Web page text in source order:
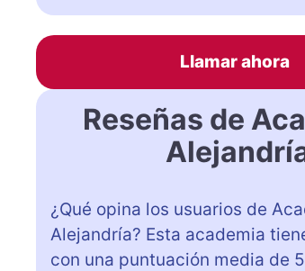
Llamar ahora
Reseñas de
¿Qué opina los usuarios de
Alejandría? Esta academia
con una puntuación media de